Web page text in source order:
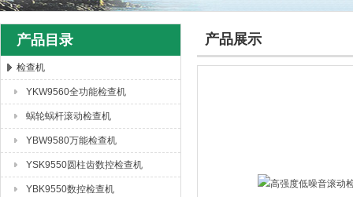
成都众合格尔机床有限公司
产品目录
检查机
YKW9560全功能检查机
蜗轮蜗杆滚动检查机
YBW9580万能检查机
YSK9550圆柱齿数控检查机
YBK9550数控检查机
产品展示